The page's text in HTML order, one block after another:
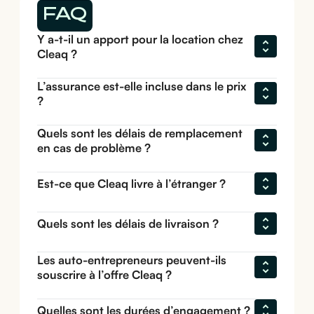
FAQ
Y a-t-il un apport pour la location chez
Cleaq ?
L’assurance est-elle incluse dans le prix
?
Quels sont les délais de remplacement
en cas de problème ?
Est-ce que Cleaq livre à l’étranger ?
Quels sont les délais de livraison ?
Les auto-entrepreneurs peuvent-ils
souscrire à l’offre Cleaq ?
Quelles sont les durées d’engagement ?